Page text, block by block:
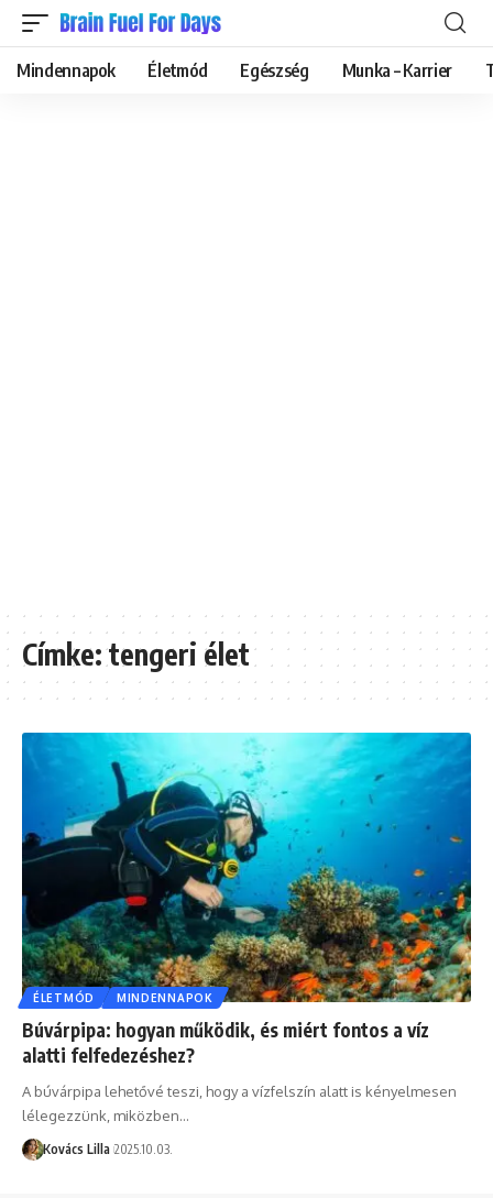
Mindennapok Életmód Egészség Munka – Karrier
Címke:tengeri élet
ÉLETMÓD MINDENNAPOK
Búvárpipa: hogyan működik, és miért fontos a víz
alatti felfedezéshez?
A búvárpipa lehetővé teszi, hogy a vízfelszín alatt is kényelmesen
lélegezzünk, miközben…
Kovács Lilla 2025.10.03.